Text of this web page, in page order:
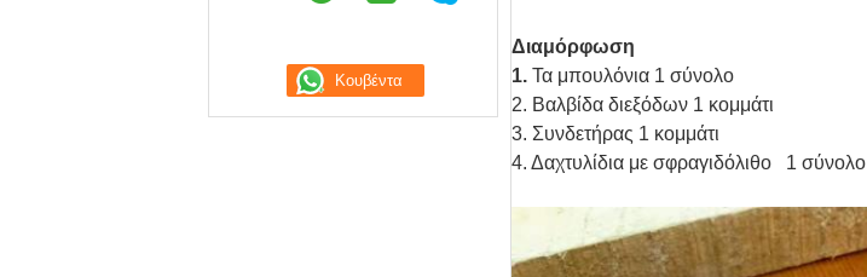
Διαμόρφωση
1. Τα μπουλόνια 1 σύνολο
2. Βαλβίδα διεξόδων 1 κομμάτι
3. Συνδετήρας 1 κομμάτι
4. Δαχτυλίδια με σφραγιδόλιθο 1 σύνολο